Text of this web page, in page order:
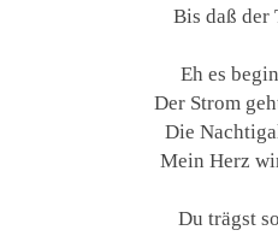
Bis daß der
Eh es
Der Strom
Die
Mein Herz
Du trägst